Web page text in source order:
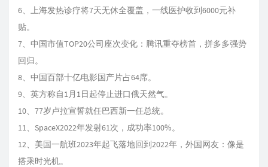
6、上海发热诊疗将7天无休全覆盖，一线医护收到6000元补
贴。
7、中国市值TOP20公司座次变化：腾讯重夺榜首，拼多多强势
回归。
8、中国百部十亿电影国产片占64席。
9、英方称自1月1日起停止进口俄天然气。
10、77岁卢拉宣誓就任巴西新一任总统。
11、SpaceX2022年发射61次，成功率100%。
12、美国一航班2023年起飞落地回到2022年，外国网友：像是
搭乘时光机。